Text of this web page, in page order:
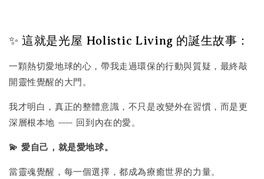
✨ 這就是光屋 Holistic Living 的誕生故事：
一顆熱切愛地球的心，帶我走過環保的行動與質疑，最終敲
開靈性覺醒的大門。
我才明白，真正的整體意識，不只是改變外在習慣，而是更
深層根本地 —— 回到內在的愛。
💫 愛自己，就是愛地球。
當靈魂覺醒，每一個選擇，都成為療癒世界的力量。